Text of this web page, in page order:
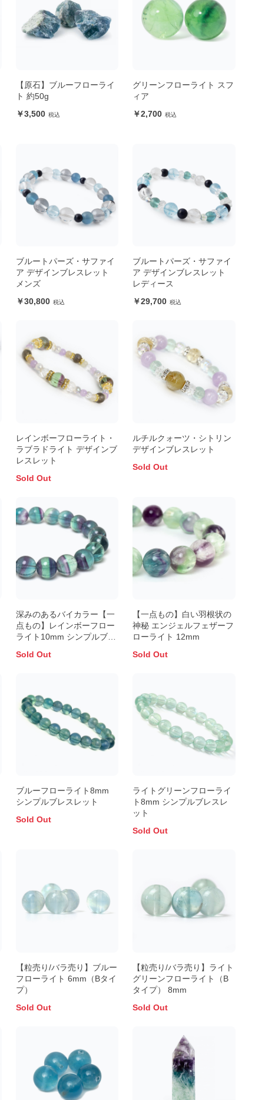
【原石】ブルーフローライ
ト 約50g
3,500
グリーンフローライト スフ
ィア
2,700
ブルートパーズ・サファイ
ア デザインブレスレット
メンズ
30,800
ブルートパーズ・サファイ
ア デザインブレスレット
レディース
29,700
レインボーフローライト・
ラブラドライト デザインブ
レスレット
Sold Out
ルチルクォーツ・シトリン
デザインブレスレット
Sold Out
深みのあるバイカラー【一
点もの】レインボーフロー
ライト10mm シンプルブレ
Sold Out
【一点もの】白い羽根状の
神秘 エンジェルフェザーフ
ローライト 12mm
Sold Out
ブルーフローライト8mm
シンプルブレスレット
Sold Out
ライトグリーンフローライ
ト8mm シンプルブレスレ
ット
Sold Out
【粒売り/バラ売り】ブルー
フローライト 6mm（Bタイ
プ）
Sold Out
【粒売り/バラ売り】ライト
グリーンフローライト（B
タイプ） 8mm
Sold Out